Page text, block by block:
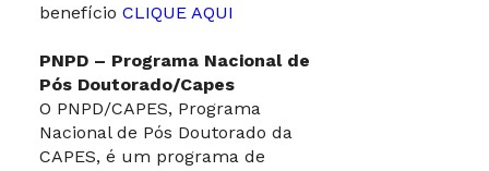
benefício CLIQUE AQUI
PNPD – Programa Nacional de
Pós Doutorado/Capes
O PNPD/CAPES, Programa
Nacional de Pós Doutorado da
CAPES, é um programa de